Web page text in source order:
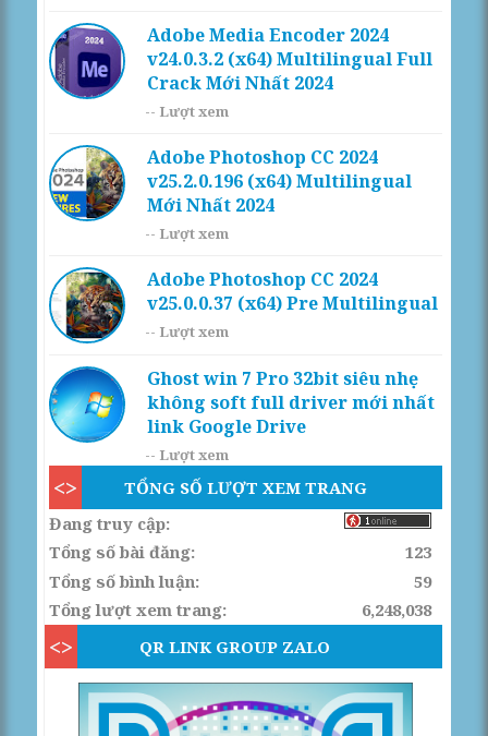
Adobe Media Encoder 2024
v24.0.3.2 (x64) Multilingual Full
Crack Mới Nhất 2024
-- Lượt xem
Adobe Photoshop CC 2024
v25.2.0.196 (x64) Multilingual
Mới Nhất 2024
-- Lượt xem
Adobe Photoshop CC 2024
v25.0.0.37 (x64) Pre Multilingual
-- Lượt xem
Ghost win 7 Pro 32bit siêu nhẹ
không soft full driver mới nhất
link Google Drive
-- Lượt xem
TỔNG SỐ LƯỢT XEM TRANG
Đang truy cập:
Tổng số bài đăng:
123
Tổng số bình luận:
59
Tổng lượt xem trang:
6,248,038
QR LINK GROUP ZALO